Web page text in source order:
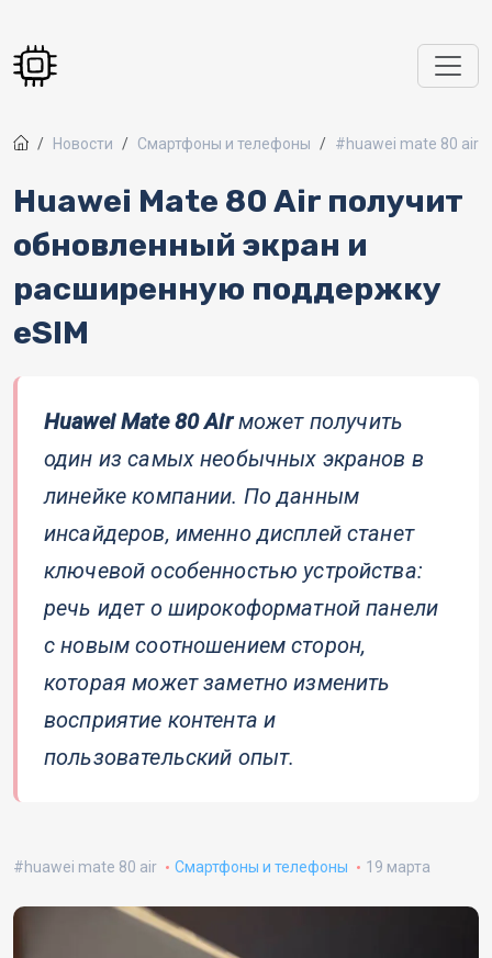
Новости Смартфоны и телефоны #huawei mate 80 air
Huawei Mate 80 Air получит
обновленный экран и
расширенную поддержку
eSIM
Huawei Mate 80 Airможет получить
один из самых необычных экранов в
линейке компании. По данным
инсайдеров, именно дисплей станет
ключевой особенностью устройства:
речь идет о широкоформатной панели
с новым соотношением сторон,
которая может заметно изменить
восприятие контента и
пользовательский опыт.
huawei mate 80 air Смартфоны и телефоны 19 марта